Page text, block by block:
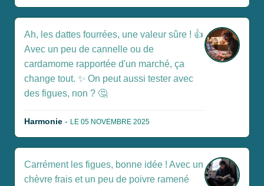
Ah, les dattes fourrées, une valeur sûre ! 👍
Avec un peu de cannelle ou de
cardamome rapportée d'un marché, ça
change tout. ✨ On peut aussi tester avec
des figues, non ? 🤔
Harmonie - LE 05 NOVEMBRE 2025
Carrément les figues, bonne idée ! Avec un
chèvre frais et un peu de poivre ramené